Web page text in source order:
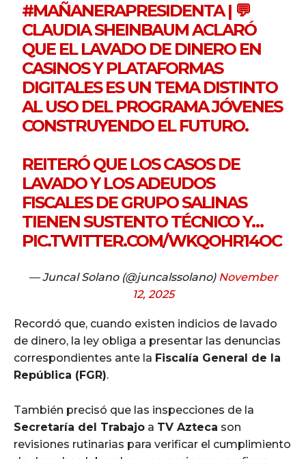
#MAÑANERAPRESIDENTA| 💬
CLAUDIA SHEINBAUM ACLARÓ
QUE EL LAVADO DE DINERO EN
CASINOS Y PLATAFORMAS
DIGITALES ES UN TEMA DISTINTO
AL USO DEL PROGRAMA JÓVENES
CONSTRUYENDO EL FUTURO.
REITERÓ QUE LOS CASOS DE
LAVADO Y LOS ADEUDOS
FISCALES DE GRUPO SALINAS
TIENEN SUSTENTO TÉCNICO Y…
PIC.TWITTER.COM/WKQOHR14OC
— Juncal Solano (@juncalssolano) November
12, 2025
Recordó que, cuando existen indicios de lavado
de dinero, la ley obliga a presentar las denuncias
correspondientes ante la Fiscalía General de la
República (FGR).
También precisó que las inspecciones de la
Secretaría del Trabajo a TV Azteca son
revisiones rutinarias para verificar el cumplimiento